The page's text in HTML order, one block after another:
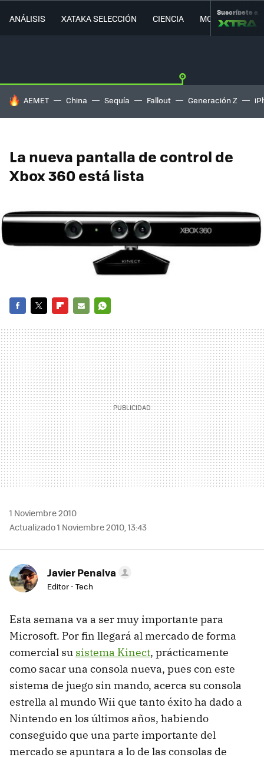
ANÁLISIS XATAKA SELECCIÓN CIENCIA MOVILIDAD
Suscríbete a
HOY SE HABLA DE
AEMET China Sequía Fallout Generación Z
La nueva pantalla de control de
Xbox 360 está lista
MAIL
1 Noviembre 2010
Actualizado 1 Noviembre 2010, 13:43
Javier Penalva
Editor - Tech
Esta semana va a ser muy importante para
Microsoft. Por fin llegará al mercado de forma
comercial su sistema Kinect, prácticamente
como sacar una consola nueva, pues con este
sistema de juego sin mando, acerca su consola
estrella al mundo Wii que tanto éxito ha dado a
Nintendo en los últimos años, habiendo
conseguido que una parte importante del
mercado se apuntara a lo de las consolas de